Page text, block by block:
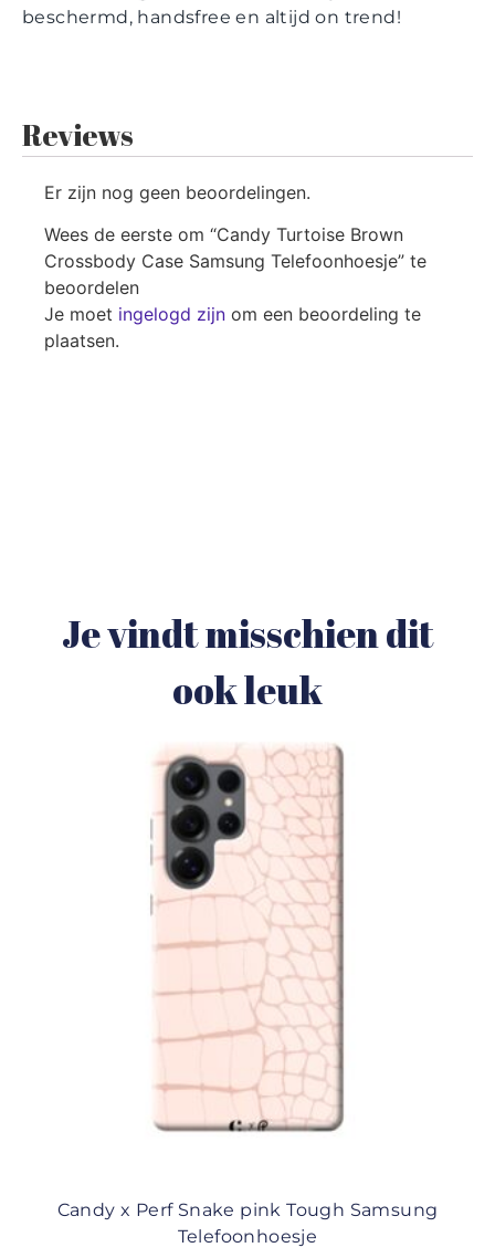
beschermd, handsfree en altijd on trend!
Reviews
Er zijn nog geen beoordelingen.
Wees de eerste om “Candy Turtoise Brown
Crossbody Case Samsung Telefoonhoesje” te
beoordelen
Je moet ingelogd zijn om een beoordeling te
plaatsen.
Je vindt misschien dit
ook leuk
Candy x Perf Snake pink Tough Samsung
Telefoonhoesje